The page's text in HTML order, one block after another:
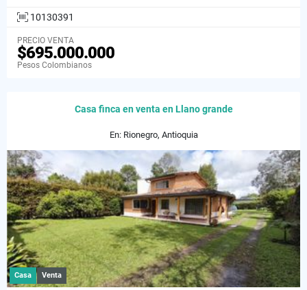
10130391
PRECIO VENTA
$695.000.000
Pesos Colombianos
Casa finca en venta en Llano grande
En: Rionegro, Antioquia
Casa Venta